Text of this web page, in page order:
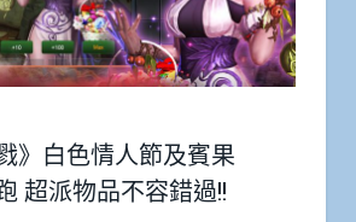
》白色情人節及賓果
超派物品不容錯過!!